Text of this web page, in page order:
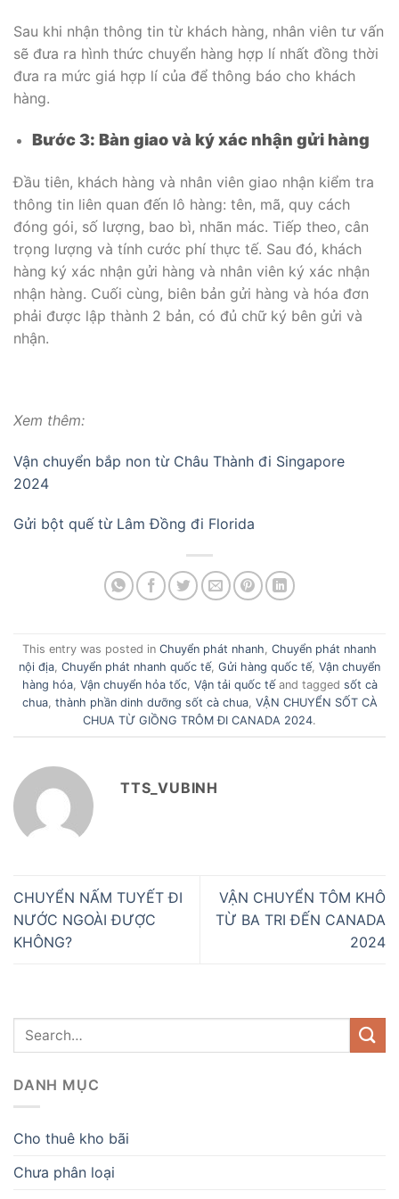
Sau khi nhận thông tin từ khách hàng, nhân viên tư vấn
sẽ đưa ra hình thức chuyển hàng hợp lí nhất đồng thời
đưa ra mức giá hợp lí của để thông báo cho khách
hàng.
Bước 3: Bàn giao và ký xác nhận gửi hàng
Đầu tiên, khách hàng và nhân viên giao nhận kiểm tra
thông tin liên quan đến lô hàng: tên, mã, quy cách
đóng gói, số lượng, bao bì, nhãn mác. Tiếp theo, cân
trọng lượng và tính cước phí thực tế. Sau đó, khách
hàng ký xác nhận gửi hàng và nhân viên ký xác nhận
nhận hàng. Cuối cùng, biên bản gửi hàng và hóa đơn
phải được lập thành 2 bản, có đủ chữ ký bên gửi và
nhận.
Xem thêm:
Vận chuyển bắp non từ Châu Thành đi Singapore
2024
Gửi bột quế từ Lâm Đồng đi Florida
This entry was posted in Chuyển phát nhanh Chuyển phát nhanh
nội địa Chuyển phát nhanh quốc tế Gửi hàng quốc tế Vận chuyển
hàng hóa, Vận chuyển hỏa tốc, Vận tải quốc tếand tagged sốt cà
chua, thành phần dinh dưỡng sốt cà chua, VẬN CHUYỂN SỐT CÀ
CHUA TỪ GIỒNG TRÔM ĐI CANADA 2024.
TTS_VUBINH
CHUYỂN NẤM TUYẾT ĐI
NƯỚC NGOÀI ĐƯỢC
KHÔNG?
VẬN CHUYỂN TÔM KHÔ
TỪ BA TRI ĐẾN CANADA
2024
DANH MỤC
Cho thuê kho bãi
Chưa phân loại